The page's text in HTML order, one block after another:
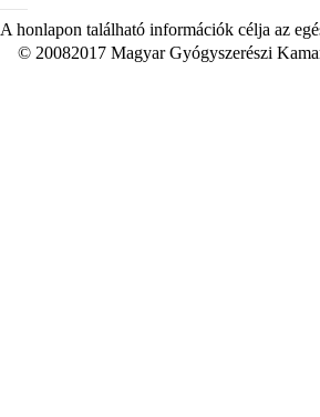
A honlapon található információk célja az
© 20082017 Magyar Gyógyszerészi